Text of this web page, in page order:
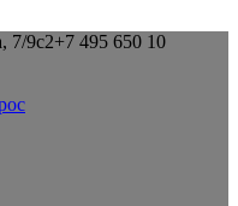
7/9с2+7 495 650 10